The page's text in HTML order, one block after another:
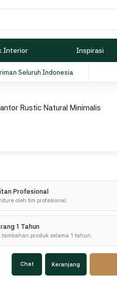
Interior Inspirasi
Seluruh Indonesia
Rustic Natural Minimalis
Profesional
oleh tim profesional.
1 Tahun
produk selama 1 tahun.
Chat Keranjang